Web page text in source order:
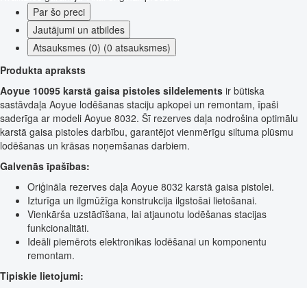
Par šo preci
Jautājumi un atbildes
Atsauksmes (0) (0 atsauksmes)
Produkta apraksts
Aoyue 10095 karstā gaisa pistoles sildelements ir būtiska
sastāvdaļa Aoyue lodēšanas staciju apkopei un remontam, īpaši
saderīga ar modeli Aoyue 8032. Šī rezerves daļa nodrošina optimālu
karstā gaisa pistoles darbību, garantējot vienmērīgu siltuma plūsmu
lodēšanas un krāsas noņemšanas darbiem.
Galvenās īpašības:
Oriģināla rezerves daļa Aoyue 8032 karstā gaisa pistolei.
Izturīga un ilgmūžīga konstrukcija ilgstošai lietošanai.
Vienkārša uzstādīšana, lai atjaunotu lodēšanas stacijas
funkcionalitāti.
Ideāli piemērots elektronikas lodēšanai un komponentu
remontam.
Tipiskie lietojumi: